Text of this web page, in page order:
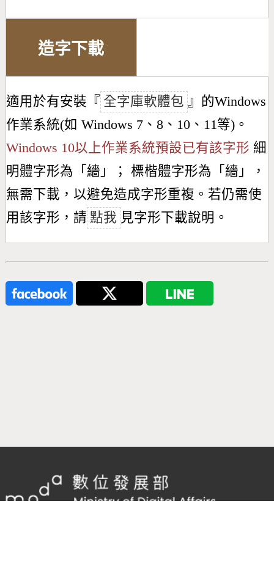
造字下載
適用於有安裝『 全字庫軟體包 』的Windows
作業系統(如 Windows 7、8、10、11等)。
Windows 10以上作業系統預設已有該字形 細
明體字形為「 繬 」； 標楷體字形為「 繬 」，
無需下載，以避免造成字形重複。若仍需使
用該字形，請 點我 見字形下載說明。